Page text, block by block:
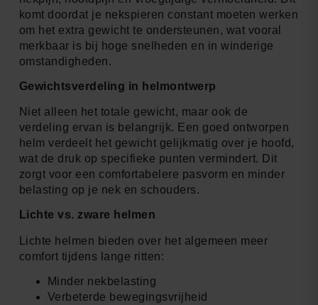
komt doordat je nekspieren constant moeten werken
om het extra gewicht te ondersteunen, wat vooral
merkbaar is bij hoge snelheden en in winderige
omstandigheden.
Gewichtsverdeling in helmontwerp
Niet alleen het totale gewicht, maar ook de
verdeling ervan is belangrijk. Een goed ontworpen
helm verdeelt het gewicht gelijkmatig over je hoofd,
wat de druk op specifieke punten vermindert. Dit
zorgt voor een comfortabelere pasvorm en minder
belasting op je nek en schouders.
Lichte vs. zware helmen
Lichte helmen bieden over het algemeen meer
comfort tijdens lange ritten:
Minder nekbelasting
Verbeterde bewegingsvrijheid